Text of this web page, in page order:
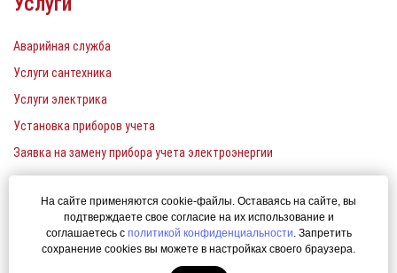
Аварийная служба
Услуги сантехника
Услуги электрика
Установка приборов учета
Заявка на замену прибора учета электроэнергии
Единый телефон: 380-22-00
uk-ener@yandex.ru
На сайте применяются cookie-файлы. Оставаясь на сайте, вы
подтверждаете свое согласие на их использование и
соглашаетесь с политикой конфиденциальности. Запретить
сохранение cookies вы можете в настройках своего браузера.